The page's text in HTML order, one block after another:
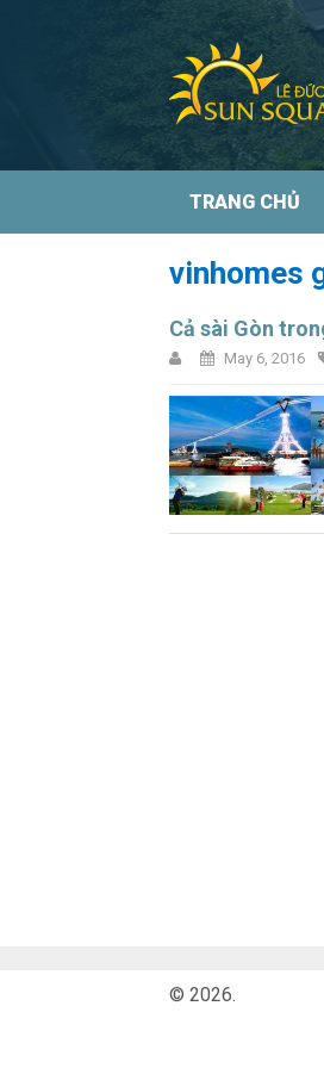
TRANG CHỦ
vinhomes
Cả sài Gòn
May 6, 2016
© 2026.